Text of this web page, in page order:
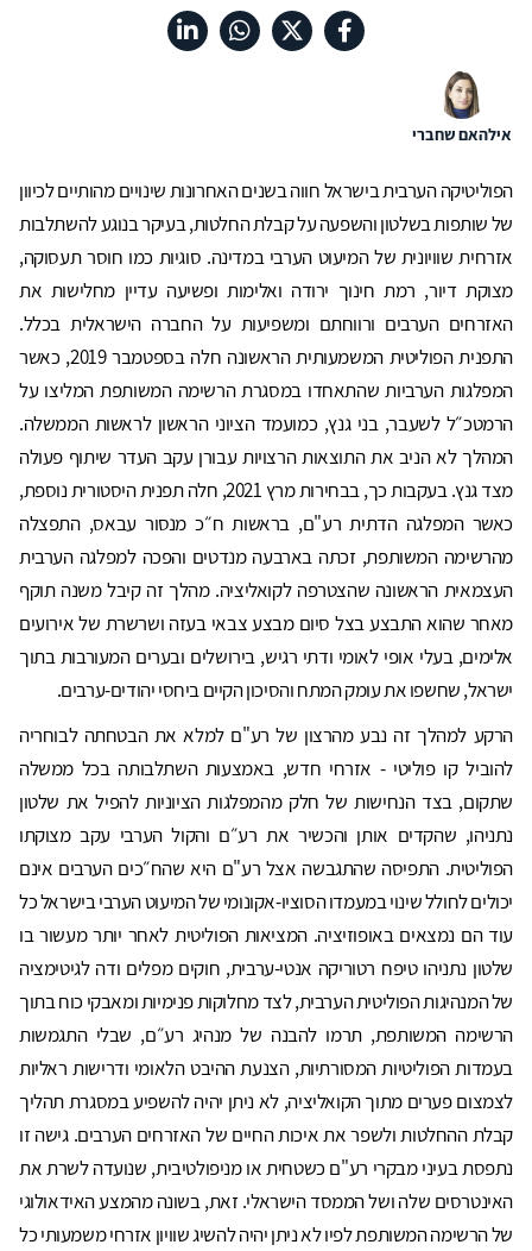
אילהאם שחברי
הפוליטיקה הערבית בישראל חווה בשנים האחרונות שינויים מהותיים לכיוון
של שותפות בשלטון והשפעה על קבלת החלטות, בעיקר בנוגע להשתלבות
אזרחית שוויונית של המיעוט הערבי במדינה. סוגיות כמו חוסר תעסוקה,
מצוקת דיור, רמת חינוך ירודה ואלימות ופשיעה עדיין מחלישות את
האזרחים הערבים ורווחתם ומשפיעות על החברה הישראלית בכלל.
התפנית הפוליטית המשמעותית הראשונה חלה בספטמבר 2019, כאשר
המפלגות הערביות שהתאחדו במסגרת הרשימה המשותפת המליצו על
הרמטכ״ל לשעבר, בני גנץ, כמועמד הציוני הראשון לראשות הממשלה.
המהלך לא הניב את התוצאות הרצויות עבורן עקב העדר שיתוף פעולה
מצד גנץ. בעקבות כך, בבחירות מרץ 2021, חלה תפנית היסטורית נוספת,
כאשר המפלגה הדתית רע"ם, בראשות ח״כ מנסור עבאס, התפצלה
מהרשימה המשותפת, זכתה בארבעה מנדטים והפכה למפלגה הערבית
העצמאית הראשונה שהצטרפה לקואליציה. מהלך זה קיבל משנה תוקף
מאחר שהוא התבצע בצל סיום מבצע צבאי בעזה ושרשרת של אירועים
אלימים, בעלי אופי לאומי ודתי רגיש, בירושלים ובערים המעורבות בתוך
ישראל, שחשפו את עומק המתח והסיכון הקיים ביחסי יהודים-ערבים.
הרקע למהלך זה נבע מהרצון של רע"ם למלא את הבטחתה לבוחריה
להוביל קו פוליטי - אזרחי חדש, באמצעות השתלבותה בכל ממשלה
שתקום, בצד הנחישות של חלק מהמפלגות הציוניות להפיל את שלטון
נתניהו, שהקדים אותן והכשיר את רע״ם והקול הערבי עקב מצוקתו
הפוליטית. התפיסה שהתגבשה אצל רע"ם היא שהח״כים הערבים אינם
יכולים לחולל שינוי במעמדו הסוציו-אקונומי של המיעוט הערבי בישראל כל
עוד הם נמצאים באופוזיציה. המציאות הפוליטית לאחר יותר מעשור בו
שלטון נתניהו טיפח רטוריקה אנטי-ערבית, חוקים מפלים ודה לגיטימציה
של המנהיגות הפוליטית הערבית, לצד מחלוקות פנימיות ומאבקי כוח בתוך
הרשימה המשותפת, תרמו להבנה של מנהיג רע״ם, שבלי התגמשות
בעמדות הפוליטיות המסורתיות, הצנעת ההיבט הלאומי ודרישות ראליות
לצמצום פערים מתוך הקואליציה, לא ניתן יהיה להשפיע במסגרת תהליך
קבלת ההחלטות ולשפר את איכות החיים של האזרחים הערבים. גישה זו
נתפסת בעיני מבקרי רע"ם כשטחית או מניפולטיבית, שנועדה לשרת את
האינטרסים שלה ושל הממסד הישראלי. זאת, בשונה מהמצע האידאולוגי
של הרשימה המשותפת לפיו לא ניתן יהיה להשיג שוויון אזרחי משמעותי כל